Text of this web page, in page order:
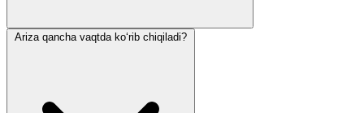
Ariza qancha vaqtda ko‘rib chiqiladi?